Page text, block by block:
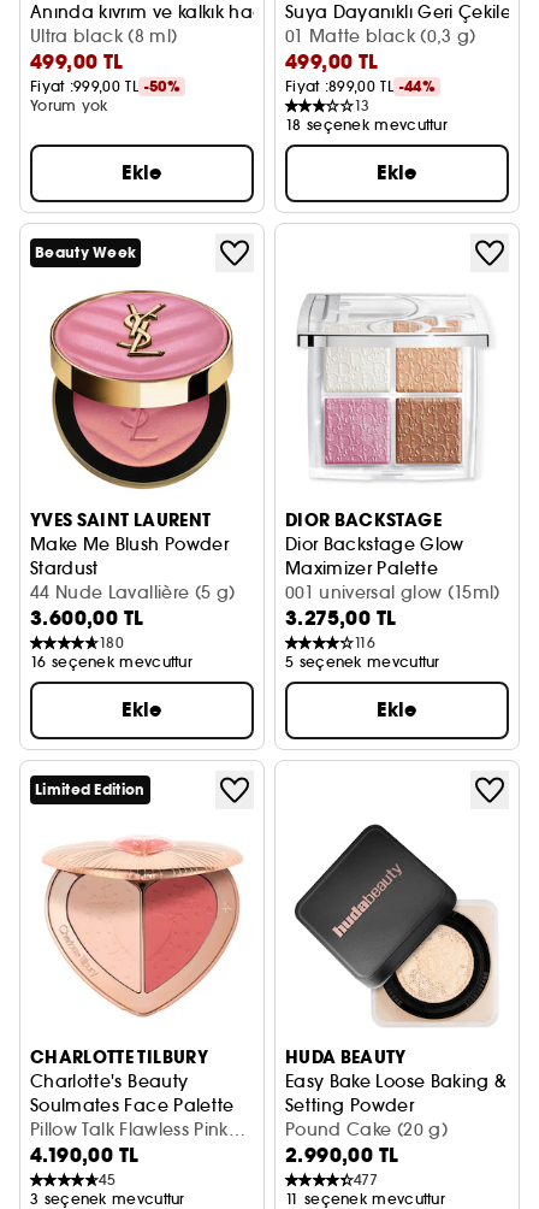
Anında kıvrım ve kalkık hacim maskara
Ultra black (8 ml)
499,00 TL
Fiyat :999,00 TL -50%
Yorum yok
Ekle
Suya Dayanıklı Geri
01 Matte black (0,3 g)
499,00 TL
Fiyat :899,00 TL -44%
13
18 seçenek mevcuttur
Ekle
Beauty Week
YVES SAINT LAURENT
Make Me Blush Powder
Stardust
Allık
44 Nude Lavallière (5 g)
3.600,00 TL
180
16 seçenek mevcuttur
Ekle
DIOR BACKSTAGE
Dior Backstage Glow
Maximizer Palette
Yüz Paleti
001 universal glow (15ml)
3.275,00 TL
116
5 seçenek mevcuttur
Ekle
Limited Edition
CHARLOTTE TILBURY
Charlotte's Beauty
Soulmates Face Palette
Yüz Paleti
Pillow Talk Flawless Pink
(13 g)
4.190,00 TL
45
3 seçenek mevcuttur
HUDA BEAUTY
Easy Bake Loose Baking &
Setting Powder
Toz Pudra
Pound Cake (20 g)
2.990,00 TL
477
11 seçenek mevcuttur